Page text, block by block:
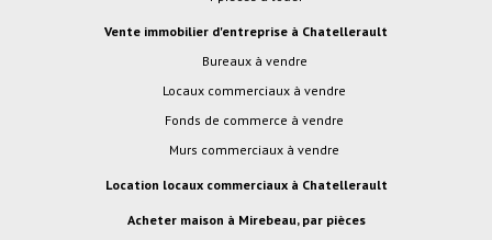
Vente immobilier d'entreprise à Chatellerault
Bureaux à vendre
Locaux commerciaux à vendre
Fonds de commerce à vendre
Murs commerciaux à vendre
Location locaux commerciaux à Chatellerault
Acheter maison à Mirebeau, par pièces